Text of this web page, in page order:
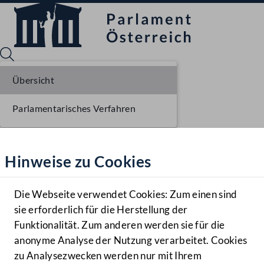
Hilfe
Benutzer
Navigationsmenü öffnen
MENÜ
Hinweise zu Cookies
Die Webseite verwendet Cookies: Zum einen sind
sie erforderlich für die Herstellung der
Funktionalität. Zum anderen werden sie für die
anonyme Analyse der Nutzung verarbeitet. Cookies
zu Analysezwecken werden nur mit Ihrem
Übersicht
Parlamentarisches Verfahren